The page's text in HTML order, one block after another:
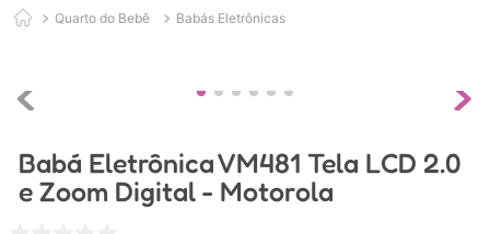
Quarto do Bebê Babás Eletrônicas
Babá Eletrônica VM481 Tela LCD 2.0
e Zoom Digital - Motorola
1 º
carro
5º
carrinho